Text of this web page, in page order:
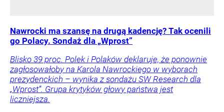
Nawrocki ma szansę na drugą kadencję? Tak ocenili
go Polacy. Sondaż dla „Wprost”
Blisko 39 proc. Polek i Polaków deklaruje, że ponownie
zagłosowałoby na Karola Nawrockiego w wyborach
prezydenckich – wynika z sondażu SW Research dla
„Wprost”. Grupa krytyków głowy państwa jest
liczniejsza.